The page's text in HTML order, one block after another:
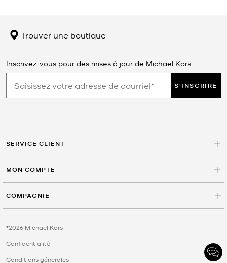
Trouver une boutique
Inscrivez-vous pour des mises à jour de Michael Kors
S'INSCRIRE
SERVICE CLIENT
MON COMPTE
COMPAGNIE
©2026 Michael Kors
Confidentialité
Conditions génerales